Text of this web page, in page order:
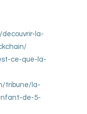
la-
ce-que-la-
tribune/la-
de-5-